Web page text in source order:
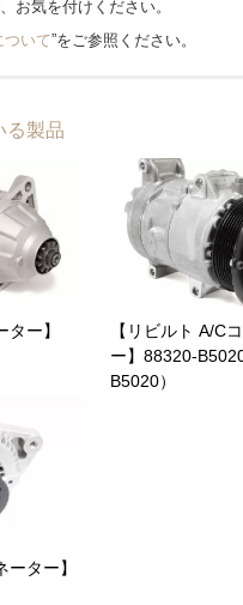
お気を付けください。
ついて”をご参照ください。
便コレクト)
送料含む)
円
円
ビニ・郵便局・銀行)
送料含む)
済
て
島は1,650円、その他は全国一律0
(税込) 到着日数(目安)
円
となります。)
中】当店公式オンラインショッ
２倍!!
なるケースについてなど、詳細
さい。
る製品
ター】
【リビルト A/C
ー】88320-
B5020）
ーター】